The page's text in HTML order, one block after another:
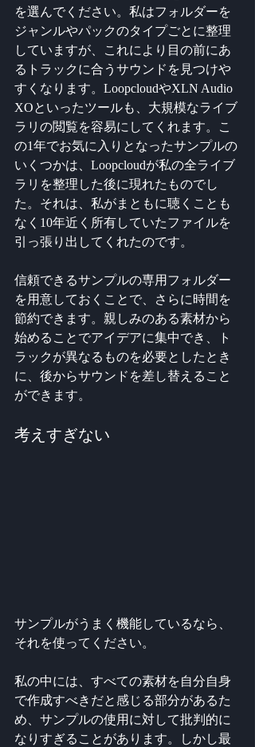
を選んでください。私はフォルダーを
ジャンルやパックのタイプごとに整理
していますが、これにより目の前にあ
るトラックに合うサウンドを見つけや
すくなります。LoopcloudやXLN Audio
XOといったツールも、大規模なライブ
ラリの閲覧を容易にしてくれます。こ
の1年でお気に入りとなったサンプルの
いくつかは、Loopcloudが私の全ライブ
ラリを整理した後に現れたものでし
た。それは、私がまともに聴くことも
なく10年近く所有していたファイルを
引っ張り出してくれたのです。
信頼できるサンプルの専用フォルダー
を用意しておくことで、さらに時間を
節約できます。親しみのある素材から
始めることでアイデアに集中でき、ト
ラックが異なるものを必要としたとき
に、後からサウンドを差し替えること
ができます。
考えすぎない
サンプルがうまく機能しているなら、
それを使ってください。
私の中には、すべての素材を自分自身
で作成すべきだと感じる部分があるた
め、サンプルの使用に対して批判的に
なりすぎることがあります。しかし最